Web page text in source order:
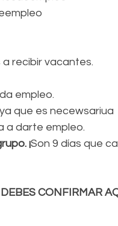
recibir vacantes.
empleo.
que es necewsariua
a darte empleo.
¡Son 9 días que
CONFIRMAR